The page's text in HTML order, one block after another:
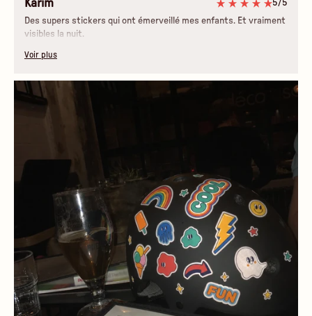
Karim
5/5
Des supers stickers qui ont émerveillé mes enfants. Et vraiment
visibles la nuit.
Voir plus